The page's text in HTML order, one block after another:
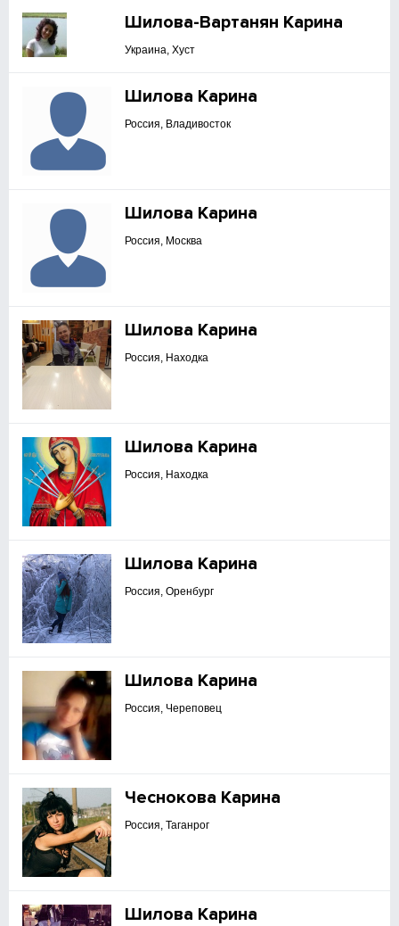
Шилова-Вартанян Карина
Украина, Хуст
Шилова Карина
Россия, Владивосток
Шилова Карина
Россия, Москва
Шилова Карина
Россия, Находка
Шилова Карина
Россия, Находка
Шилова Карина
Россия, Оренбург
Шилова Карина
Россия, Череповец
Чеснокова Карина
Россия, Таганрог
Шилова Карина